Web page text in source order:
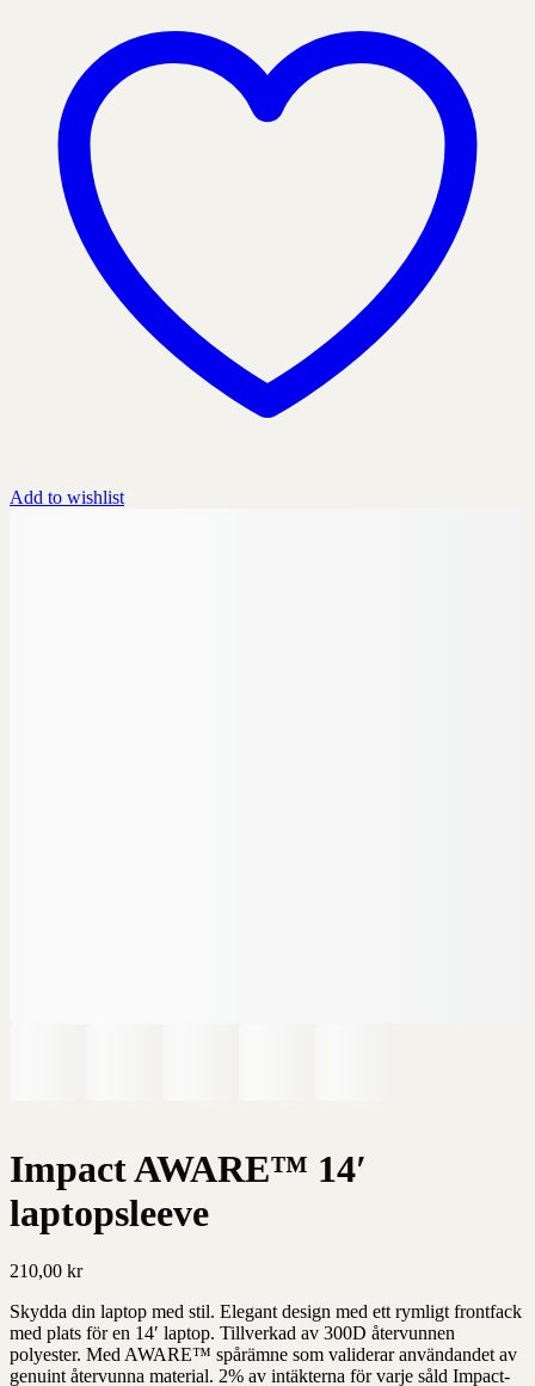
Add to wishlist
Impact AWARE™ 14′
laptopsleeve
210,00 kr
Skydda din laptop med stil. Elegant design med ett rymligt frontfack
med plats för en 14′ laptop. Tillverkad av 300D återvunnen
polyester. Med AWARE™ spårämne som validerar användandet av
genuint återvunna material. 2% av intäkterna för varje såld Impact-